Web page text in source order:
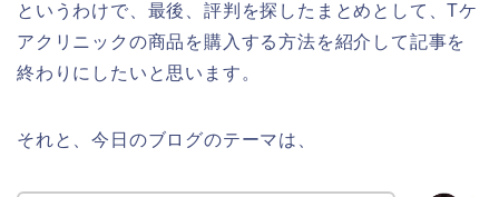
というわけで、最後、評判を探したまとめとして、Tケ
アクリニックの商品を購入する方法を紹介して記事を
終わりにしたいと思います。
それと、今日のブログのテーマは、